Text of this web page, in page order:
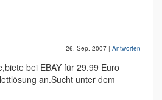
26. Sep. 2007 | Antworten
bei EBAY für 29.99 Euro
an.Sucht unter dem